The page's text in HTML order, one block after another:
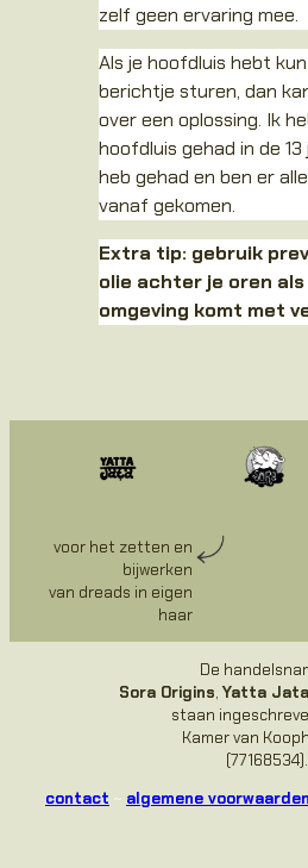
zelf geen ervaring mee.
Als je hoofdluis hebt
berichtje sturen, dan
over een oplossing. Ik
hoofdluis gehad in de
heb gehad en ben er
vanaf gekomen.
Extra tip: gebruik
olie achter je oren als
omgeving komt met
voor het zetten en
bijwerken
van dreads in eigen
haar
De
Sora Origins, Yatta Jata
staan
Kamer van
(77168534).
contact ~ algemene voorwaarden